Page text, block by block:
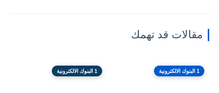
مقالات قد تهمك
1 البنوك الالكترونية 1 البنوك الالكترونية